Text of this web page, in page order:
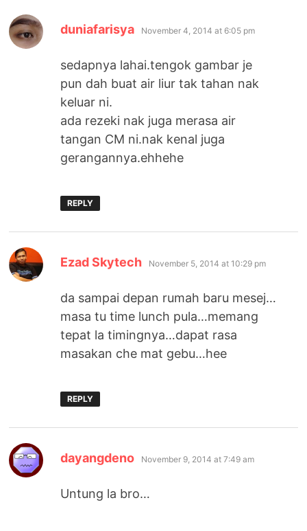
duniafarisya says:
November 4, 2014 at 6:05 pm
sedapnya lahai.tengok gambar je
pun dah buat air liur tak tahan nak
keluar ni.
ada rezeki nak juga merasa air
tangan CM ni.nak kenal juga
gerangannya.ehhehe
REPLY
Ezad Skytech says:
November 5, 2014 at 10:29 pm
da sampai depan rumah baru mesej…
masa tu time lunch pula…memang
tepat la timingnya…dapat rasa
masakan che mat gebu…hee
REPLY
dayangdeno says:
November 9, 2014 at 7:49 am
Untung la bro…